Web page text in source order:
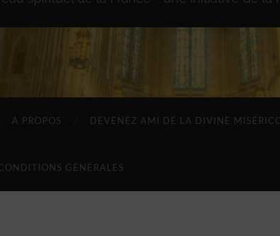
A PROPOS DEVENEZ AMI DE LA DIVINE
GÉNÉRALES